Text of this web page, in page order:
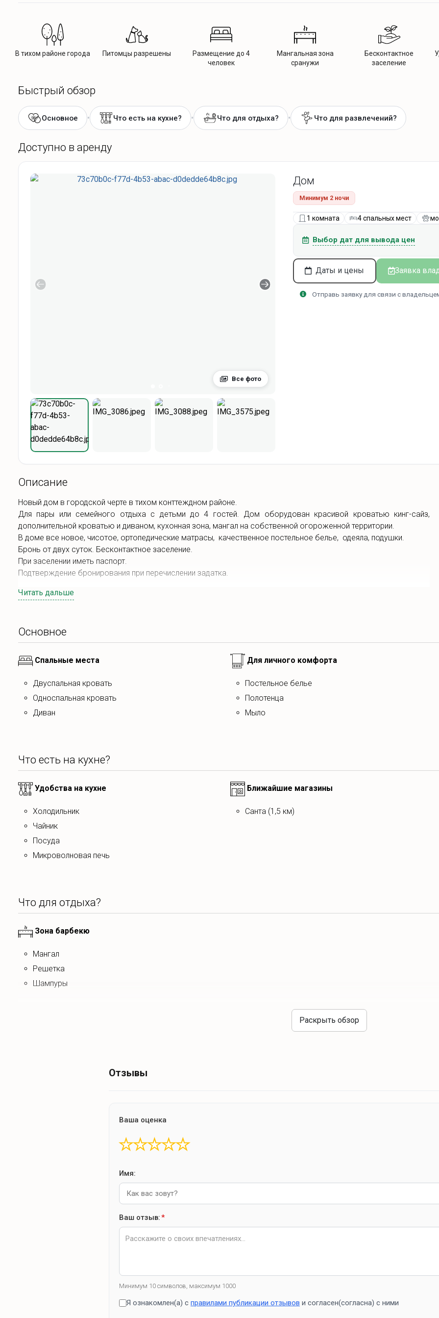
В тихом районе города Питомцы разрешены
Размещение до 4
человек
Мангальная зона
сранужи
Бесконтактное
заселение
Быстрый обзор
Основное • Что есть на кухне? • Что для отдыха? • Что для развлечений?
Доступно в аренду
Все фото
Дом
Минимум 2 ночи
1 комната 4 спальных мест
Выбор дат для вывода цен
Даты и цены Заявка
Отправь заявку для связи с
Описание
Новый дом в городской черте в тихом конттеждном районе.
Для пары или семейного отдыха с детьми до 4 гостей. Дом оборудован красивой кроватью кинг-сайз,
дополнительной кроватью и диваном, кухонная зона, мангал на собственной огороженной территории.
В доме все новое, чисотое, ортопедические матрасы, качественное постельное белье, одеяла, подушки.
Бронь от двух суток. Бесконтактное заселение.
При заселении иметь паспорт.
Подтверждение бронирования при перечислении задатка.
Читать дальше
Основное
Спальные места
двуспальная кровать
односпальная кровать
диван
Для личного комфорта
постельное белье
полотенца
мыло
Что есть на кухне?
Удобства на кухне
Холодильник
чайник
посуда
микроволновая печь
Ближайшие магазины
Санта (1,5 км)
Что для отдыха?
Зона барбекю
мангал
решетка
шампуры
Раскрыть обзор
Отзывы
Ваша оценка
★
★
★
★
★
Имя:
Ваш отзыв:*
Минимум 10 символов, максимум 1000
Я ознакомлен(а) с правилами публикации отзывов и согласен(согласна) с ними